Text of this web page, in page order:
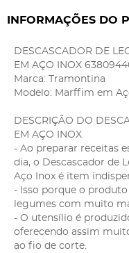
INFORMAÇÕES DO
DESCASCADOR DE
EM AÇO INOX
Marca: Tramontina
Modelo: Marffim em
DESCRIÇÃO DO
EM AÇO INOX
- Ao preparar receitas
dia, o Descascador de
Aço Inox é item
- Isso porque o
legumes com muito
- O utensílio é
oferecendo assim
ao fio de corte.